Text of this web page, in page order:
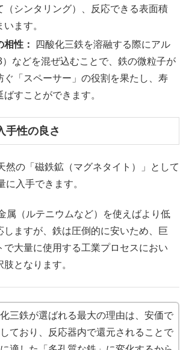
（シンタリング）、反応できる表面積
ます。
性：
四酸化三鉄を溶融する際にアル
）などを混ぜ込むことで、鉄の微粒子が
ぐ「スペーサー」の役割を果たし、寿
すことができます。
手性の良さ
の「磁鉄鉱（マグネタイト）」として
に入手できます。
属（ルテニウムなど）を使えばより低
しますが、鉄は圧倒的に安いため、巨
で大量に使用する工業プロセスにおい
となります。
三鉄が選ばれる最大の理由は、安価で
ており、反応器内で還元されることで